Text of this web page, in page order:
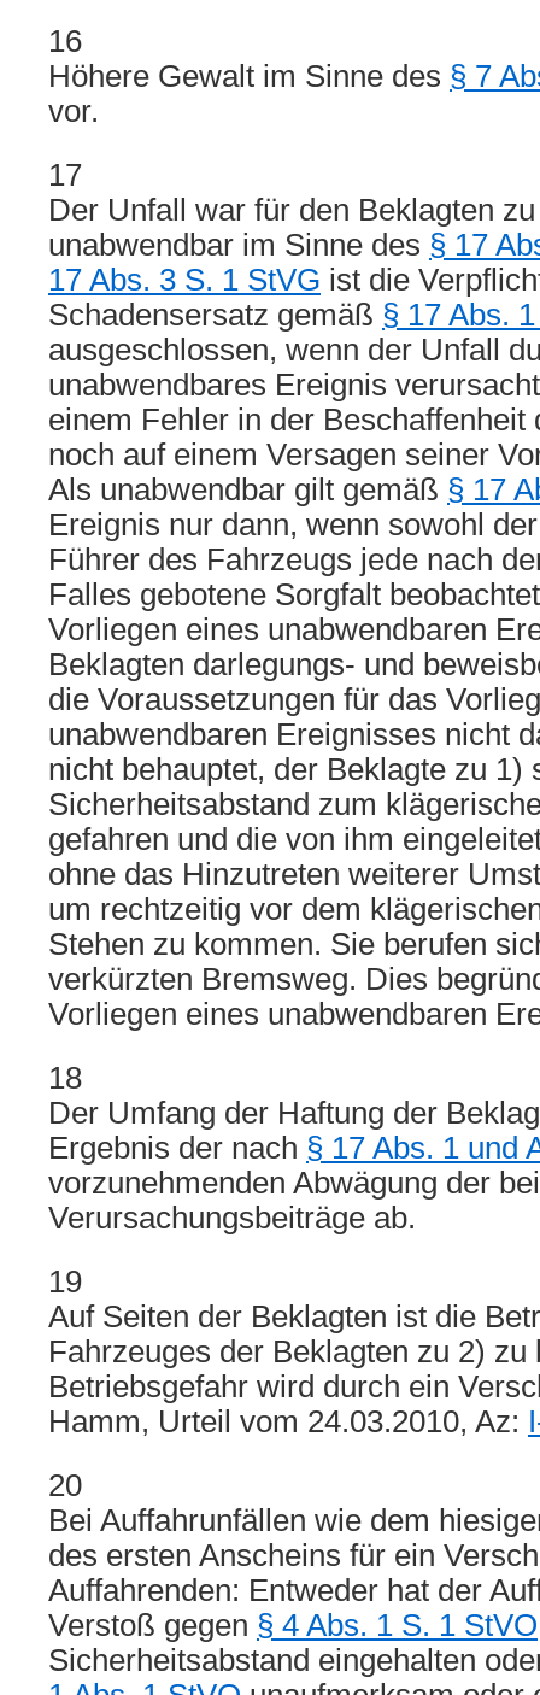
16
Höhere Gewalt im Sinne des § 7
vor.
17
Der Unfall war für den Beklagten
unabwendbar im Sinne des § 17
17 Abs. 3 S. 1 StVG ist die
Schadensersatz gemäß § 17 Abs.
ausgeschlossen, wenn der Unfall
unabwendbares Ereignis
einem Fehler in der Beschaffenheit
noch auf einem Versagen seiner
Als unabwendbar gilt gemäß § 17
Ereignis nur dann, wenn sowohl
Führer des Fahrzeugs jede nach
Falles gebotene Sorgfalt
Vorliegen eines unabwendbaren
Beklagten darlegungs- und
die Voraussetzungen für das
unabwendbaren Ereignisses nicht
nicht behauptet, der Beklagte zu 1)
Sicherheitsabstand zum
gefahren und die von ihm
ohne das Hinzutreten weiterer
um rechtzeitig vor dem
Stehen zu kommen. Sie berufen
verkürzten Bremsweg. Dies
Vorliegen eines unabwendbaren
18
Der Umfang der Haftung der
Ergebnis der nach § 17 Abs. 1 und
vorzunehmenden Abwägung der
Verursachungsbeiträge ab.
19
Auf Seiten der Beklagten ist die
Fahrzeuges der Beklagten zu 2)
Betriebsgefahr wird durch ein
Hamm, Urteil vom 24.03.2010, Az:
20
Bei Auffahrunfällen wie dem
des ersten Anscheins für ein
Auffahrenden: Entweder hat der
Verstoß gegen § 4 Abs. 1 S. 1 StVO
Sicherheitsabstand eingehalten